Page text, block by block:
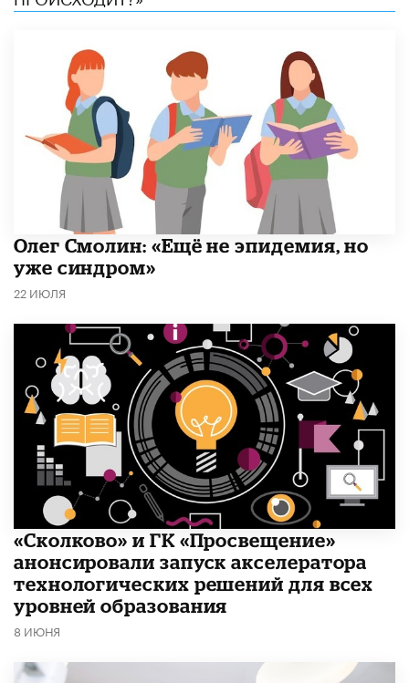
​Олег Смолин: «Ещё не эпидемия, но
уже синдром»
22 ИЮЛЯ
«Сколково» и ГК «Просвещение»
анонсировали запуск акселератора
технологических решений для всех
уровней образования
8 ИЮНЯ